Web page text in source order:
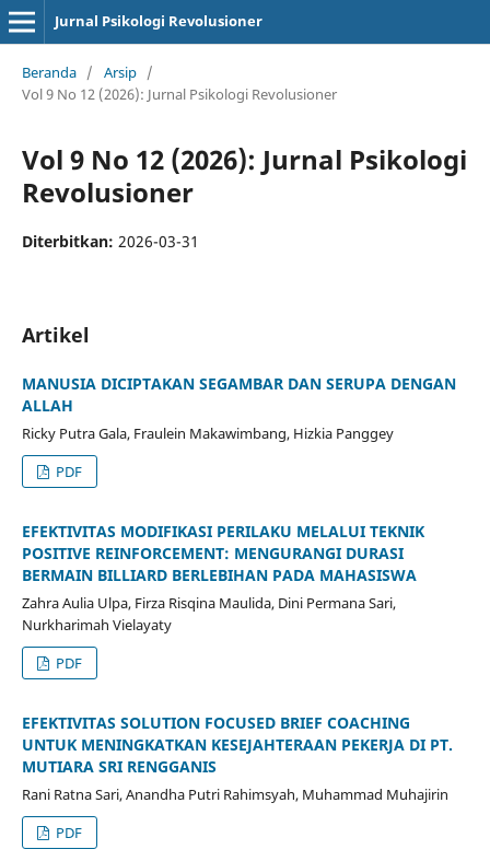
Jurnal Psikologi Revolusioner
Beranda / Arsip /
Vol 9 No 12 (2026): Jurnal Psikologi Revolusioner
Vol 9 No 12 (2026): Jurnal Psikologi
Revolusioner
Diterbitkan: 2026-03-31
Artikel
MANUSIA DICIPTAKAN SEGAMBAR DAN SERUPA DENGAN
ALLAH
Ricky Putra Gala, Fraulein Makawimbang, Hizkia Panggey
PDF
EFEKTIVITAS MODIFIKASI PERILAKU MELALUI TEKNIK
POSITIVE REINFORCEMENT: MENGURANGI DURASI
BERMAIN BILLIARD BERLEBIHAN PADA MAHASISWA
Zahra Aulia Ulpa, Firza Risqina Maulida, Dini Permana Sari,
Nurkharimah Vielayaty
PDF
EFEKTIVITAS SOLUTION FOCUSED BRIEF COACHING
UNTUK MENINGKATKAN KESEJAHTERAAN PEKERJA DI PT.
MUTIARA SRI RENGGANIS
Rani Ratna Sari, Anandha Putri Rahimsyah, Muhammad Muhajirin
PDF